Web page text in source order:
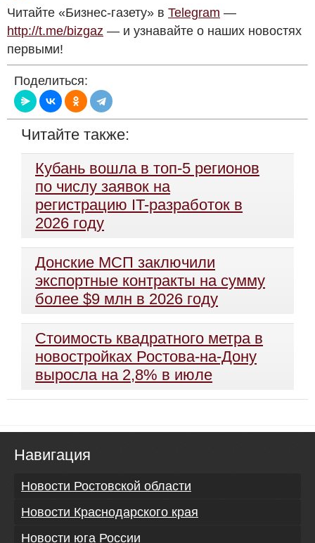
Читайте «Бизнес-газету» в Telegram —
http://t.me/bizgaz — и узнавайте о наших новостях
первыми!
Поделиться:
Читайте также:
Кубань вошла в топ-5 регионов
по числу заявок на
регистрацию IT-разработок в
2026 году
Донские МСП заключили
экспортные контракты на сумму
более $9 млн в 2026 году
Стоимость квадратного метра в
новостройках Ростова-на-Дону
выросла на 2,8% в июле
Навигация
Новости Ростовской области
Новости Краснодарского края
Новости юга России